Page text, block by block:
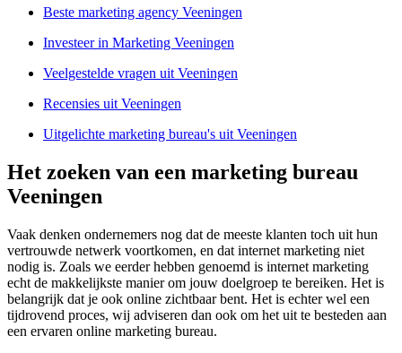
Beste marketing agency Veeningen
Investeer in Marketing Veeningen
Veelgestelde vragen uit Veeningen
Recensies uit Veeningen
Uitgelichte marketing bureau's uit Veeningen
Het zoeken van een marketing bureau
Veeningen
Vaak denken ondernemers nog dat de meeste klanten toch uit hun
vertrouwde netwerk voortkomen, en dat internet marketing niet
nodig is. Zoals we eerder hebben genoemd is internet marketing
echt de makkelijkste manier om jouw doelgroep te bereiken. Het is
belangrijk dat je ook online zichtbaar bent. Het is echter wel een
tijdrovend proces, wij adviseren dan ook om het uit te besteden aan
een ervaren online marketing bureau.